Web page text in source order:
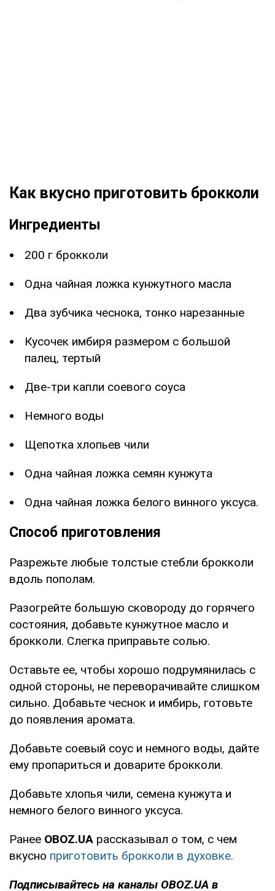
Как вкусно приготовить брокколи
Ингредиенты
200 г брокколи
Одна чайная ложка кунжутного масла
Два зубчика чеснока, тонко нарезанные
Кусочек имбиря размером с большой
палец, тертый
Две-три капли соевого соуса
Немного воды
Щепотка хлопьев чили
Одна чайная ложка семян кунжута
Одна чайная ложка белого винного уксуса.
Способ приготовления
Разрежьте любые толстые стебли брокколи
вдоль пополам.
Разогрейте большую сковороду до горячего
состояния, добавьте кунжутное масло и
брокколи. Слегка приправьте солью.
Оставьте ее, чтобы хорошо подрумянилась с
одной стороны, не переворачивайте слишком
сильно. Добавьте чеснок и имбирь, готовьте
до появления аромата.
Добавьте соевый соус и немного воды, дайте
ему пропариться и доварите брокколи.
Добавьте хлопья чили, семена кунжута и
немного белого винного уксуса.
Ранее OBOZ.UA рассказывал о том, с чем
вкусно приготовить брокколи в духовке.
Подписывайтесь на каналы OBOZ.UA в